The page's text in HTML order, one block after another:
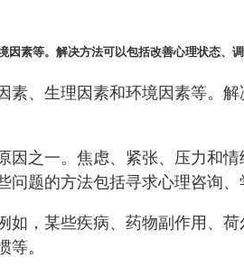
素等。解决方法可以包括改善心理状态、
、生理因素和环境因素等。
之一。焦虑、紧张、压力和
题的方法包括寻求心理咨询
，某些疾病、药物副作用、
。